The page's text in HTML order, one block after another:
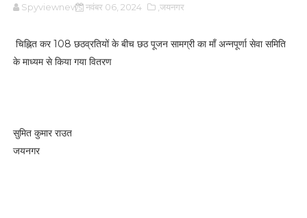
Spyviewnews नवंबर 06, 2024 ,जयनगर
चिह्नित कर 108 छठव्रतियों के बीच छठ पूजन सामग्री का माँ अन्नपूर्णा सेवा समिति
के माध्यम से किया गया वितरण
सुमित कुमार राउत
जयनगर